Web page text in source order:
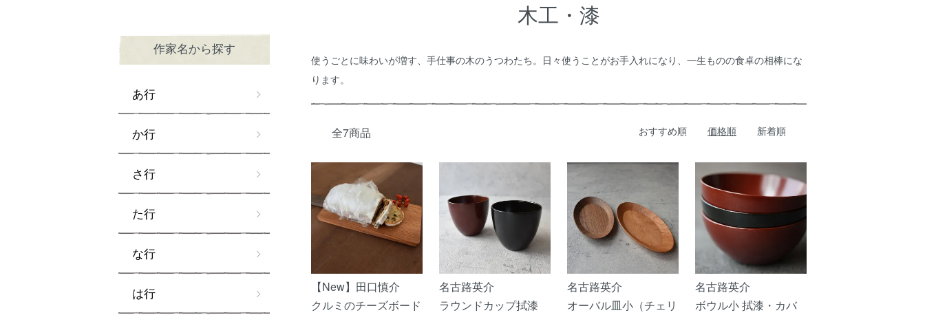
木工・漆
使うごとに味わいが増す、手仕事の木のうつわたち。日々使うことがお手入れになり、一生ものの食卓の相棒にな
ります。
全7商品 おすすめ順 価格順 新着順
【New】田口慎介
クルミのチーズボード
名古路英介
ラウンドカップ拭漆
名古路英介
オーバル皿小（チェリ
名古路英介
ボウル小 拭漆・カバ
作家名から探す
あ行
か行
さ行
た行
な行
は行